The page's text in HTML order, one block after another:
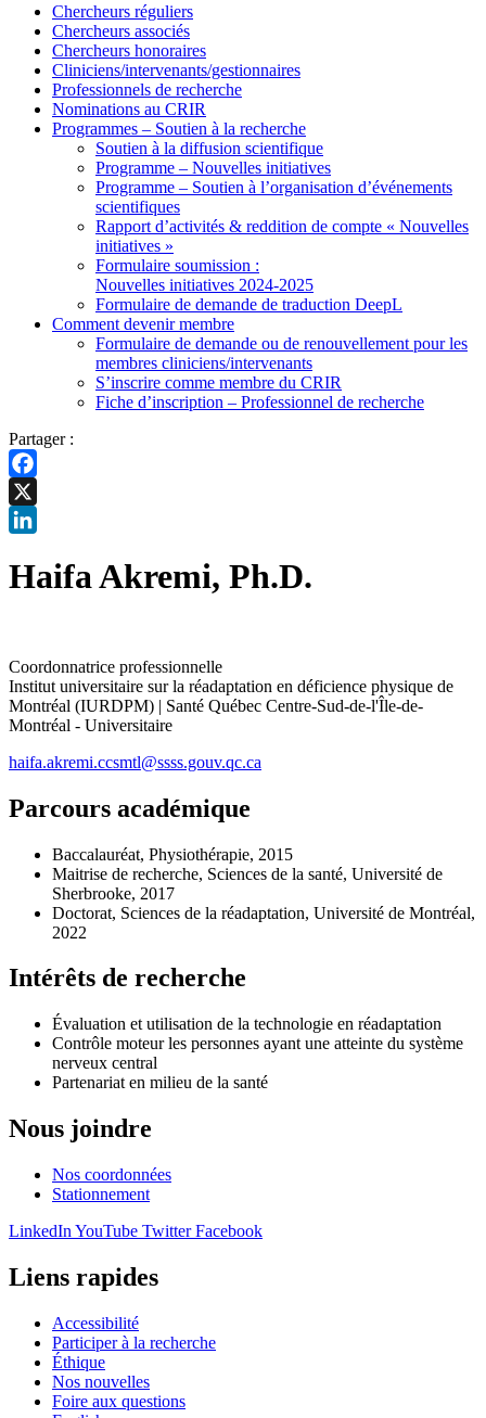
Chercheurs réguliers
Chercheurs associés
Chercheurs honoraires
Cliniciens/intervenants/gestionnaires
Professionnels de recherche
Nominations au CRIR
Programmes – Soutien à la recherche
Soutien à la diffusion scientifique
Programme – Nouvelles initiatives
Programme – Soutien à l’organisation d’événements
scientifiques
Rapport d’activités & reddition de compte « Nouvelles
initiatives »
Formulaire soumission :
Nouvelles initiatives 2024-2025
Formulaire de demande de traduction DeepL
Comment devenir membre
Formulaire de demande ou de renouvellement pour les
membres cliniciens/intervenants
S’inscrire comme membre du CRIR
Fiche d’inscription – Professionnel de recherche
Partager :
Facebook
X
Haifa Akremi, Ph.D.
Coordonnatrice professionnelle
Institut universitaire sur la réadaptation en déficience physique de
Montréal (IURDPM) | Santé Québec Centre-Sud-de-l'Île-de-
Montréal - Universitaire
haifa.akremi.ccsmtl@ssss.gouv.qc.ca
Parcours académique
Baccalauréat, Physiothérapie, 2015
Maitrise de recherche, Sciences de la santé, Université de
Sherbrooke, 2017
Doctorat, Sciences de la réadaptation, Université de Montréal,
2022
Intérêts de recherche
Évaluation et utilisation de la technologie en réadaptation
Contrôle moteur les personnes ayant une atteinte du système
nerveux central
Partenariat en milieu de la santé
Nous joindre
Nos coordonnées
Stationnement
LinkedIn YouTube Twitter Facebook
Liens rapides
Accessibilité
Participer à la recherche
Éthique
Nos nouvelles
Foire aux questions